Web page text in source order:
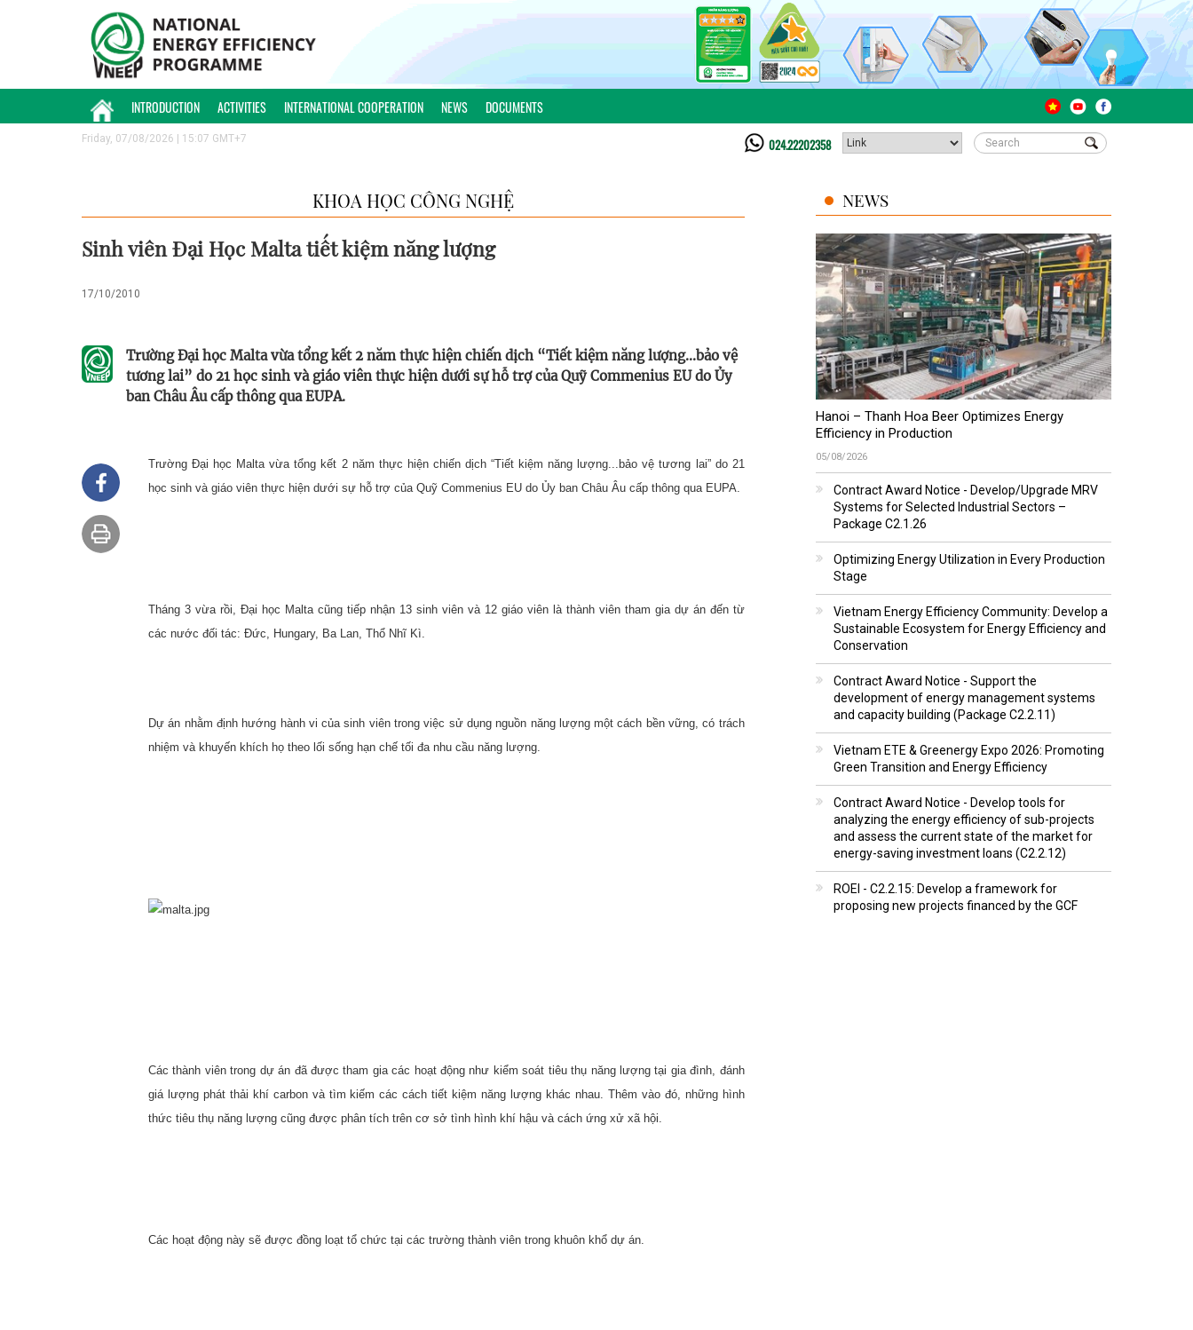
INTRODUCTION ACTIVITIES INTERNATIONAL COOPERATION NEWS DOCUMENTS
Friday, 07/08/2026 | 15:07 GMT+7 024.22202358
KHOA HỌC CÔNG NGHỆ
Sinh viên Đại Học Malta tiết kiệm năng lượng
17/10/2010
Trường Đại học Malta vừa tổng kết 2 năm thực hiện chiến dịch “Tiết kiệm năng lượng...bảo vệ
tương lai” do 21 học sinh và giáo viên thực hiện dưới sự hỗ trợ của Quỹ Commenius EU do Ủy
ban Châu Âu cấp thông qua EUPA.
Trường Đại học Maltavừa tổng kết 2 năm thực hiện chiến dịch “Tiết kiệm năng lượng...bảo vệ tương lai” do 21
học sinh và giáo viên thực hiện dưới sự hỗ trợ của Quỹ Commenius EU do Ủy ban Châu Âu cấp thông qua EUPA.
Tháng 3 vừa rồi, Đại học Maltacũng tiếp nhận 13 sinh viên và 12 giáo viên là thành viên tham gia dự án đến từ
các nước đối tác: Đức, Hungary, Ba Lan, Thổ Nhĩ Kì.
Dự án nhằm định hướng hành vi của sinh viên trong việc sử dụng nguồn năng lượng một cách bền vững, có trách
nhiệm và khuyến khích họ theo lối sống hạn chế tối đa nhu cầu năng lượng.
Các thành viên trong dự án đã được tham gia các hoạt động như kiểm soát tiêu thụ năng lượng tại gia đình, đánh
giá lượng phát thải khí carbon và tìm kiếm các cách tiết kiệm năng lượng khác nhau. Thêm vào đó, những hình
thức tiêu thụ năng lượng cũng được phân tích trên cơ sở tình hình khí hậu và cách ứng xử xã hội.
Các hoạt động này sẽ được đồng loạt tổ chức tại các trường thành viên trong khuôn khổ dự án.
NEWS
Hanoi – Thanh Hoa Beer Optimizes Energy
Efficiency in Production
05/08/2026
Contract Award Notice - Develop/Upgrade MRV
Systems for Selected Industrial Sectors –
Package C2.1.26
Optimizing Energy Utilization in Every Production
Stage
Vietnam Energy Efficiency Community: Develop a
Sustainable Ecosystem for Energy Efficiency and
Conservation
Contract Award Notice - Support the
development of energy management systems
and capacity building (Package C2.2.11)
Vietnam ETE & Greenergy Expo 2026: Promoting
Green Transition and Energy Efficiency
Contract Award Notice - Develop tools for
analyzing the energy efficiency of sub-projects
and assess the current state of the market for
energy-saving investment loans (C2.2.12)
ROEI - C2.2.15: Develop a framework for
proposing new projects financed by the GCF